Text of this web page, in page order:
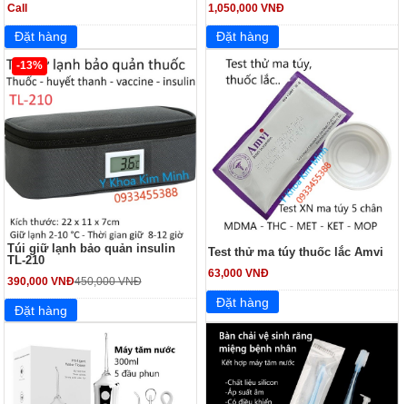
Call 1,050,000 VNĐ
-13%
Túi giữ lạnh bảo quản insulin
TL-210
390,000 VNĐ450,000 VNĐ
Test thử ma túy thuốc lắc Amvi
63,000 VNĐ